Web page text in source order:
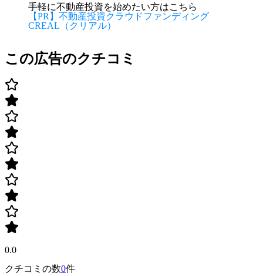
手軽に不動産投資を始めたい方はこちら
【PR】不動産投資クラウドファンディング
CREAL（クリアル）
この広告のクチコミ
0.0
クチコミの数0件